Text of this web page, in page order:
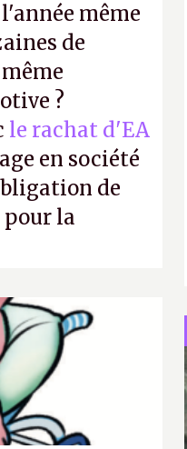
même
de
?
le rachat d'EA
en société
de
pour la